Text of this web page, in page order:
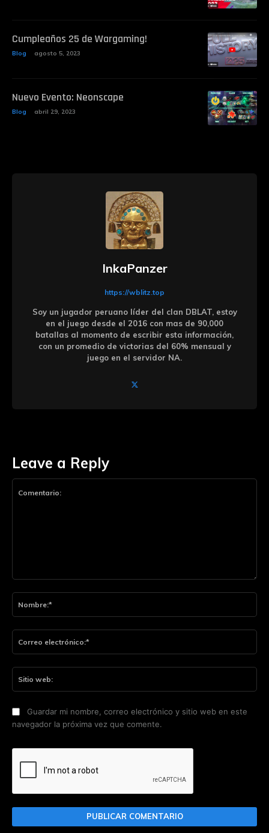
Cumpleaños 25 de Wargaming!
Blog agosto 5, 2023
Nuevo Evento: Neonscape
Blog abril 29, 2023
Leave a Reply
Guardar mi nombre, correo electrónico y sitio web en este
navegador la próxima vez que comente.
InkaPanzer
https://wblitz.top
Soy un jugador peruano líder del clan DBLAT, estoy
en el juego desde el 2016 con mas de 90,000
batallas al momento de escribir esta información,
con un promedio de victorias del 60% mensual y
juego en el servidor NA.